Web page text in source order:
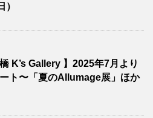
）
橋 K’s Gallery 】2025年7月より
ト〜「夏のAllumage展」ほか